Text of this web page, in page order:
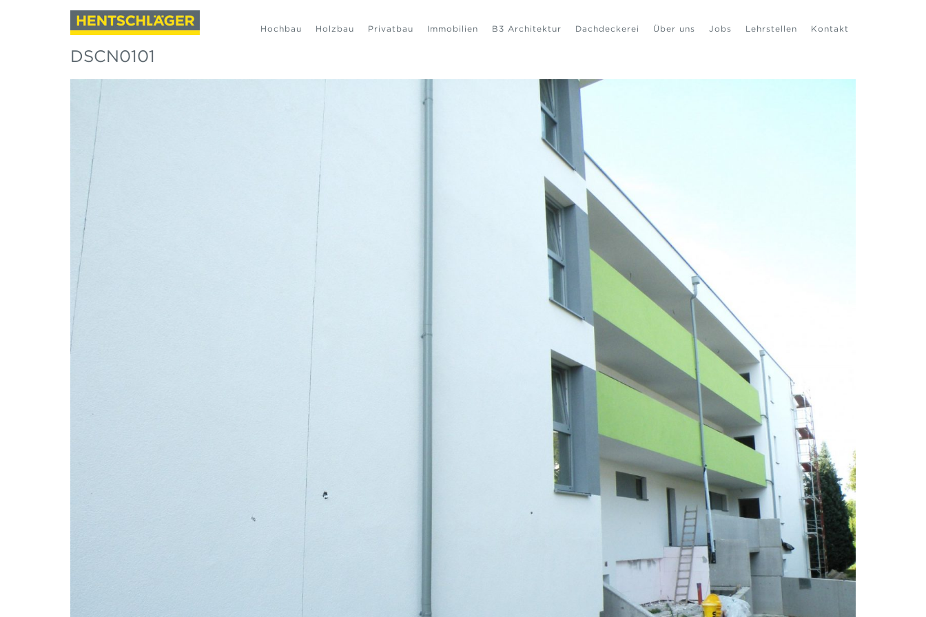
Hochbau Holzbau Privatbau Immobilien B3 Architektur Dachdeckerei Über uns Jobs Lehrstellen Kontakt
DSCN0101